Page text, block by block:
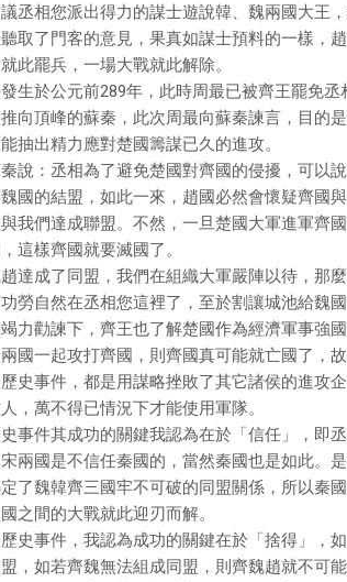
丞相您派出得力的謀士遊說韓、魏兩國大王
取了門客的意見，果真如謀士預料的一樣，
此罷兵，一場大戰就此解除。
生於公元前289年，此時周最已被齊王罷免
向頂峰的蘇秦，此次周最向蘇秦諫言，目的
抽出精力應對楚國籌謀已久的進攻。
說：丞相為了避免楚國對齊國的侵擾，可以
國的結盟，如此一來，趙國必然會懷疑齊國
我們達成聯盟。不然，一旦楚國大軍進軍齊
這樣齊國就要滅國了。
達成了同盟，我們在組織大軍嚴陣以待，那
勞自然在丞相您這裡了，至於割讓城池給魏
力勸諫下，齊王也了解楚國作為經濟軍事強
國一起攻打齊國，則齊國真可能就亡國了，
史事件，都是用謀略挫敗了其它諸侯的進攻
，萬不得已情況下才能使用軍隊。
事件其成功的關鍵我認為在於「信任」，即
兩國是不信任秦國的，當然秦國也是如此。
了魏韓齊三國牢不可破的同盟關係，所以秦
之間的大戰就此迎刃而解。
史事件，我認為成功的關鍵在於「捨得」，
，如若齊魏無法組成同盟，則齊魏趙就不可